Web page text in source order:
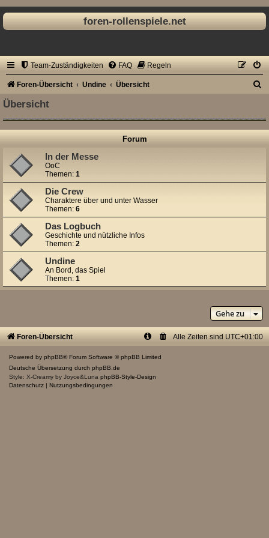
foren-rollenspiele.net
Team-Zuständigkeiten FAQ Regeln
Foren-Übersicht Undine Übersicht
h
Übersicht
Forum
In der Messe
OoC
Themen: 1
Die Crew
Charaktere über und unter Wasser
Themen: 6
Das Logbuch
Geschichte und nützliche Infos
Themen: 2
Undine
An Bord, das Spiel
Themen: 1
Gehe zu
Foren-Übersicht Alle Zeiten sind UTC+01:00
Powered by phpBB® Forum Software © phpBB Limited
Deutsche Übersetzung durch phpBB.de
Style: X-Creamy by Joyce&Luna phpBB-Style-Design
Datenschutz | Nutzungsbedingungen